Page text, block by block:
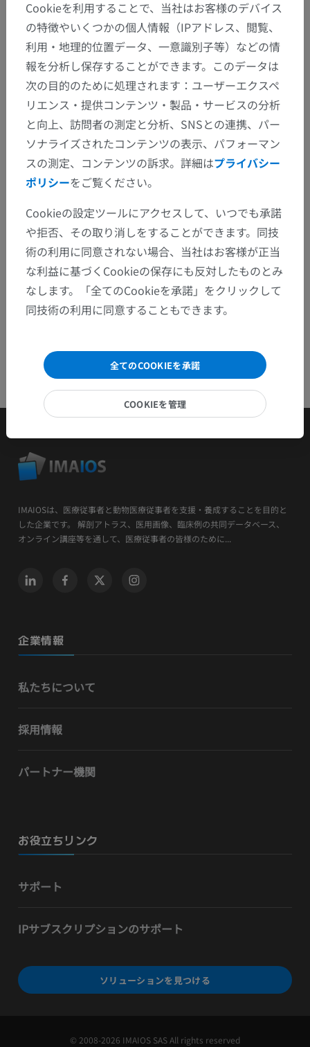
翻訳
間違いを発見しましたか？
修正や翻訳、内容の改善の提案がありましたらどう
ぞお知らせください。
アプリを入手
IMAIOSは、医療従事者と動物医療従事者を支援・養成することを目的と
した企業です。 解剖アトラス、医用画像、臨床例の共同データベース、
オンライン講座等を通して、医療従事者の皆様のために...
企業情報
私たちについて
採用情報
パートナー機関
お役立ちリンク
サポート
IPサブスクリプションのサポート
ソリューションを見つける
© 2008-2026 IMAIOS SAS All rights reserved
Cookieを利用することで、当社はお客様のデバイス
の特徴やいくつかの個人情報（IPアドレス、閲覧、
利用・地理的位置データ、一意識別子等）などの情
報を分析し保存することができます。このデータは
次の目的のために処理されます：ユーザーエクスペ
リエンス・提供コンテンツ・製品・サービスの分析
と向上、訪問者の測定と分析、SNSとの連携、パー
ソナライズされたコンテンツの表示、パフォーマン
スの測定、コンテンツの訴求。詳細はプライバシー
ポリシーをご覧ください。
Cookieの設定ツールにアクセスして、いつでも承諾
や拒否、その取り消しをすることができます。同技
術の利用に同意されない場合、当社はお客様が正当
な利益に基づくCookieの保存にも反対したものとみ
なします。「全てのCookieを承諾」をクリックして
同技術の利用に同意することもできます。
全てのCOOKIEを承諾
COOKIEを管理